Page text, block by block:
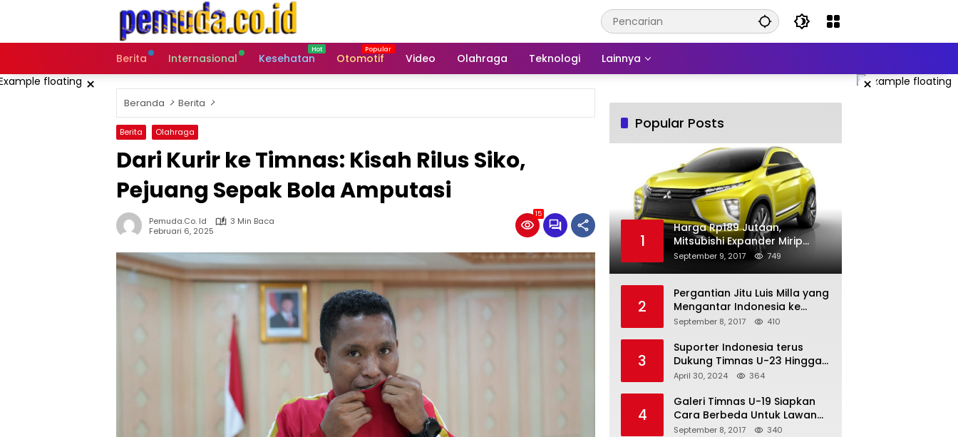
Berita
Internasional Kesehatan Otomotif Video Olahraga Teknologi Lainnya
× ×
Beranda Berita
Berita Olahraga
Dari Kurir ke Timnas: Kisah Rilus Siko,
Pejuang Sepak Bola Amputasi
Pemuda.co. Id
3 Min Baca
Februari 6, 2025
15
Popular Posts
1
Harga Rp189 Jutaan,
Mitsubishi Expander Mirip
Pajero Sport
September 9, 2017 749
2
Pergantian Jitu Luis Milla yang
Mengantar Indonesia ke
Semifinal
September 8, 2017 410
3
Suporter Indonesia terus
Dukung Timnas U-23 Hingga
Tembus Olimpiade Paris
April 30, 2024 364
4
Galeri Timnas U-19 Siapkan
Cara Berbeda Untuk Lawan
Vietnam
September 8, 2017 340